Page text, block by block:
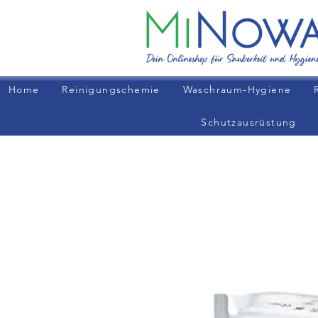
Home Reinigungschemie Waschraum-Hygiene
Schutzausrüstung